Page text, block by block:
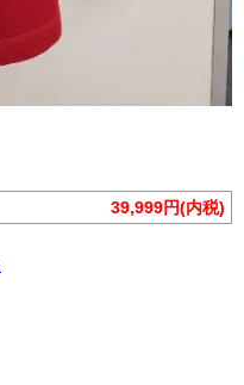
39,999円(内税)